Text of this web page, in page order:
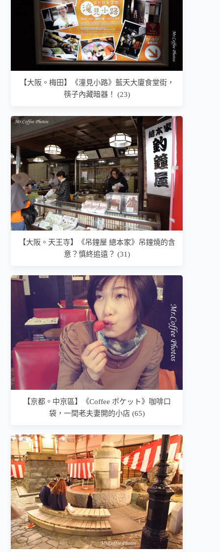
【大阪。梅田】《潼見小路》藍天大廈食堂街，
筷子內藏暗器！ (23)
【大阪。天王寺】《吊鐘屋 總本家》吊鐘燒的含
意？慎終追遠？ (31)
【京都。中京區】《Coffee ポケット》咖啡口
袋，一間老夫妻開的小店 (65)